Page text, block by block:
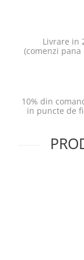
Livrare in
(comenzi pana
10% din
in puncte de